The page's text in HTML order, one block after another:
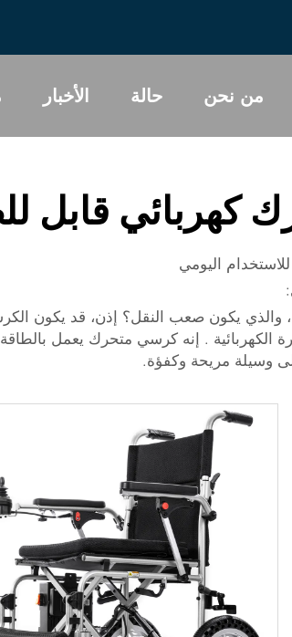
من نحن حالة الأخبار
كهربائي قابل
اليومي
يكون صعب النقل؟ إذن، قد يكون
الكهربائية . إنه كرسي متحرك يعمل
وسيلة مريحة وكفؤة.